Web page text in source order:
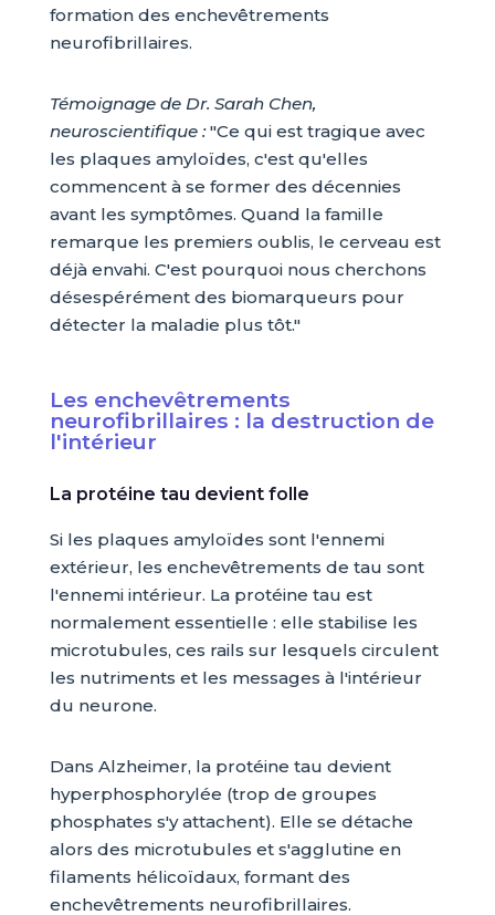
formation des enchevêtrements
neurofibrillaires.
Témoignage de Dr. Sarah Chen,
neuroscientifique :"Ce qui est tragique avec
les plaques amyloïdes, c'est qu'elles
commencent à se former des décennies
avant les symptômes. Quand la famille
remarque les premiers oublis, le cerveau est
déjà envahi. C'est pourquoi nous cherchons
désespérément des biomarqueurs pour
détecter la maladie plus tôt."
Les enchevêtrements
neurofibrillaires : la destruction de
l'intérieur
La protéine tau devient folle
Si les plaques amyloïdes sont l'ennemi
extérieur, les enchevêtrements de tau sont
l'ennemi intérieur. La protéine tau est
normalement essentielle : elle stabilise les
microtubules, ces rails sur lesquels circulent
les nutriments et les messages à l'intérieur
du neurone.
Dans Alzheimer, la protéine tau devient
hyperphosphorylée (trop de groupes
phosphates s'y attachent). Elle se détache
alors des microtubules et s'agglutine en
filaments hélicoïdaux, formant des
enchevêtrements neurofibrillaires.